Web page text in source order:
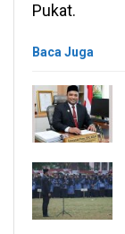
Pukat.
Baca Juga